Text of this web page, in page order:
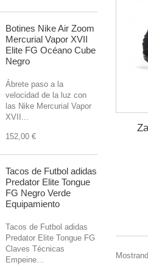
Botines Nike Air Zoom
Mercurial Vapor XVII
Elite FG Océano Cube
Negro
Ábrete paso a la
velocidad de la luz con
las Nike Mercurial Vapor
XVII...
152,00 €
Tacos de Futbol adidas
Predator Elite Tongue
FG Negro Verde
Equipamiento
Tacos de Futbol adidas
Predator Elite Tongue FG
Claves Técnicas
Empeine...